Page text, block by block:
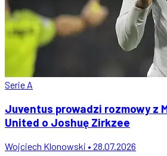
Serie A
Juventus prowadzi rozmowy z
United o Joshuę Zirkzee
Wojciech Klonowski • 28.07.2026